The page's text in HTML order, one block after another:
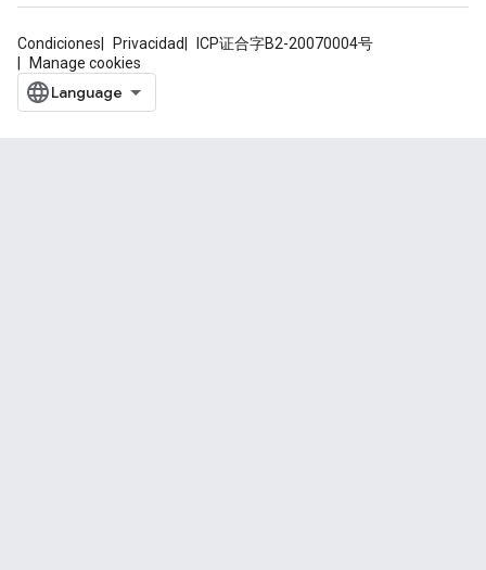
Condiciones Privacidad
ICP证合字B2-20070004号
Manage cookies